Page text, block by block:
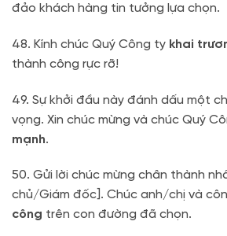
đảo khách hàng tin tưởng lựa chọn.
48. Kính chúc Quý Công ty khai
thành công rực rỡ!
49. Sự khởi đầu này đánh dấu một
vọng. Xin chúc mừng và chúc Quý
mạnh.
50. Gửi lời chúc mừng chân thành
chủ/Giám đốc]. Chúc anh/chị và
công trên con đường đã chọn.